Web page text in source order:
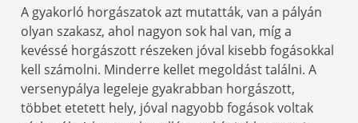
A gyakorló horgászatok azt mutatták, van a pályán
olyan szakasz, ahol nagyon sok hal van, míg a
kevéssé horgászott részeken jóval kisebb fogásokkal
kell számolni. Minderre kellet megoldást találni. A
versenypálya legeleje gyakrabban horgászott,
többet etetett hely, jóval nagyobb fogások voltak